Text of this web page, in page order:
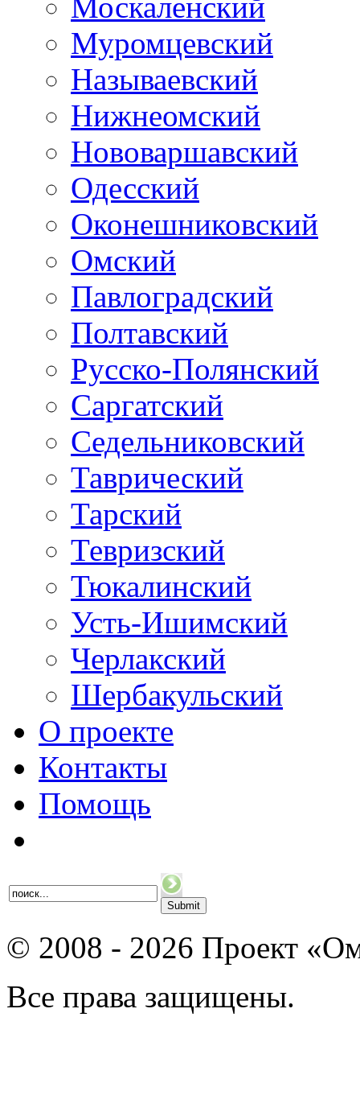
Муромцевский
Называевский
Нижнеомский
Нововаршавский
Одесский
Оконешниковский
Омский
Павлоградский
Полтавский
Русско-Полянский
Саргатский
Седельниковский
Таврический
Тарский
Тевризский
Тюкалинский
Усть-Ишимский
Черлакский
Шербакульский
О проекте
Контакты
Помощь
© 2008 - 2026 Проект
Все права защищены.